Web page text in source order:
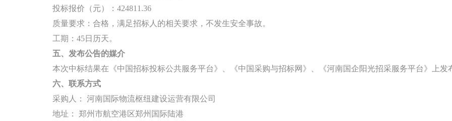
投标报价（元）： 424811.36
质量要求：合格，满足招标人的相关要求，不发生安全事故。
工期： 45日历天。
五、发布公告的媒介
本次中标结果在《中国招标投标公共服务平台》、《中国采购与招标网》、《河南国企阳光招采服务平台》上发
六、联系方式
采购人：
河南国际物流枢纽建设运营有限公司
地址：
郑州市航空港区郑州国际陆港